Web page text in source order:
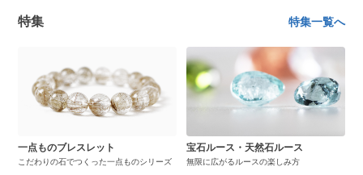
特集 特集一覧へ
一点ものブレスレット
こだわりの石でつくった一点ものシリーズ
宝石ルース・天然石ルース
無限に広がるルースの楽しみ方